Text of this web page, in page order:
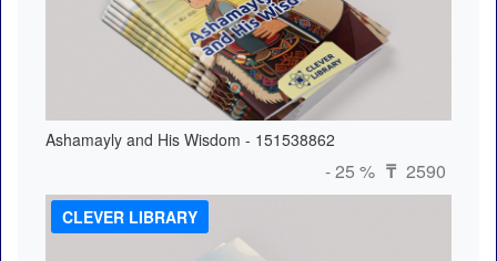
Ashamayly and His Wisdom - 151538862
- 25 % ₸ 2590
CLEVER LIBRARY